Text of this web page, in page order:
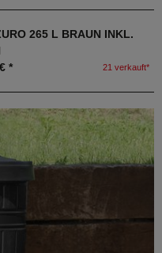
265 L BRAUN INKL.
*
21 verkauft*